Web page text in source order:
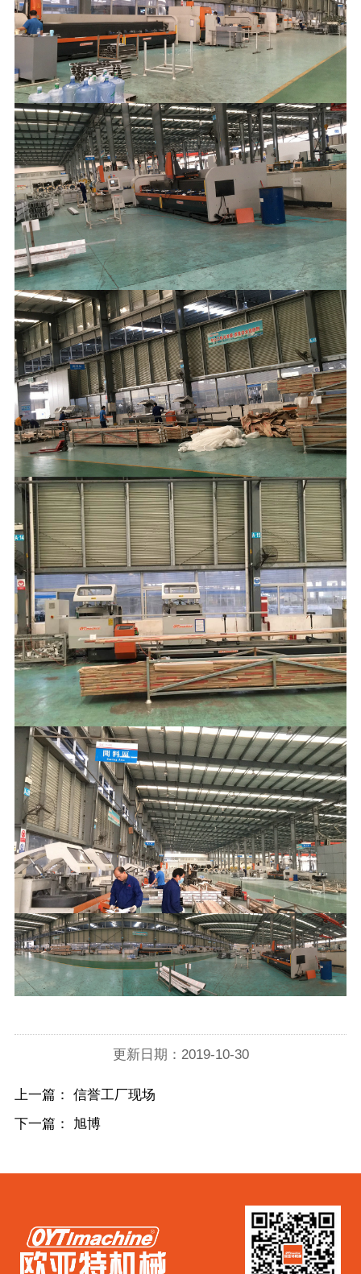
更新日期：2019-10-30
上一篇： 信誉工厂现场
下一篇： 旭博